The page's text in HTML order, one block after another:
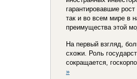
гарантировавшие
так и во всем мире в
преимущества этой
На первый взгляд,
схожи. Роль
сокращается,
»